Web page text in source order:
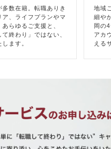
数在籍。転職ありき
、ライフプランやマ
らゆるご支援と、
終わり」ではない、
ます。
地域
細や
岡の
アカ
える